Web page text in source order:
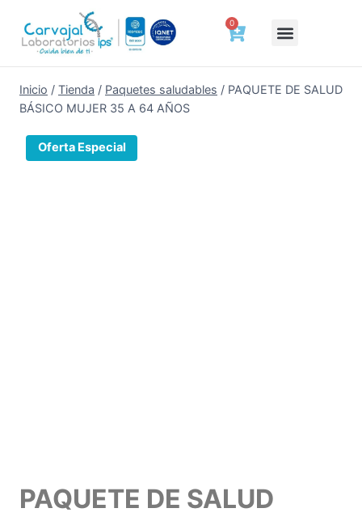
0
Inicio / Tienda / Paquetes saludables / PAQUETE DE SALUD
BÁSICO MUJER 35 A 64 AÑOS
Oferta Especial
PAQUETE DE SALUD